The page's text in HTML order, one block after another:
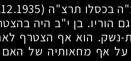
בכסלו תרצ"ה (20.12.1935)
הוריו. בן י"ב היה
נשק. הוא אף הצטרף
על אף מחאותיה של